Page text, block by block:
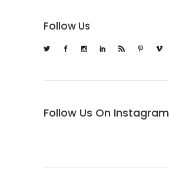
Follow Us
Follow Us On Instagram